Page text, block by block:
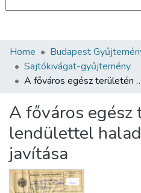
Communities & Collections
All of DSpace
About us
Home Budapest
Sajtókivágat-gyűjtemény
A főváros egész területén
A főváros egész
lendülettel
javítása